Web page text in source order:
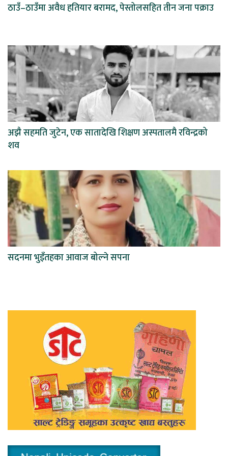
ठाउँ–ठाउँमा अवैध हतियार बरामद, पेस्तोलसहित तीन जना पक्राउ
अझै सहमति जुटेन, एक सातादेखि शिक्षण अस्पतालमै रविन्द्रको
शव
सदनमा भुइँतहका आवाज बोल्ने सपना